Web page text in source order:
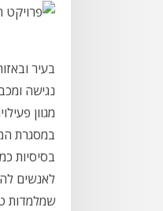
בעיר
נגישה
מגוון
במסגרת
בסיסיות
לאנשים
שמלמדות